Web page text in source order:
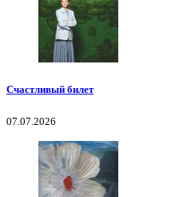
Счастливый билет
07.07.2026